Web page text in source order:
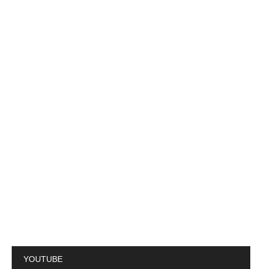
YOUTUBE